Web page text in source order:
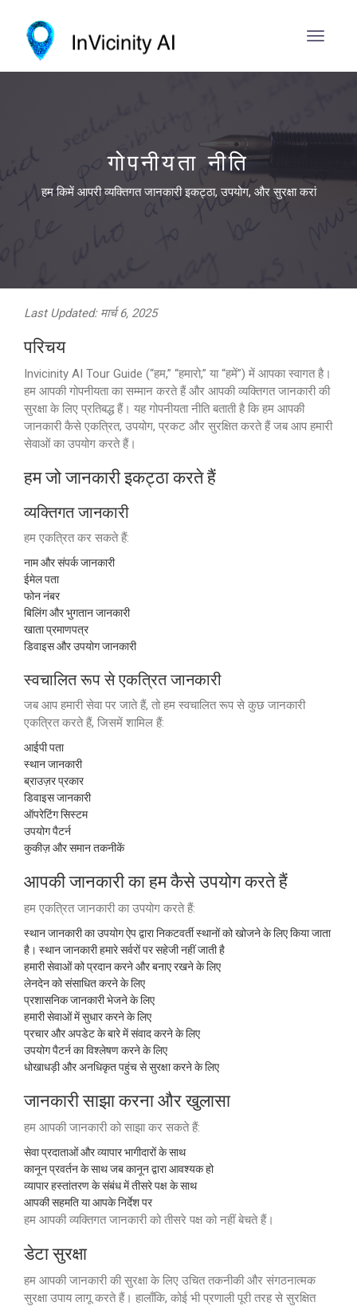
गोपनीयता नीति
हम किमें आपरी व्यक्तिगत जानकारी इकट्ठा, उपयोग, और सुरक्षा करां
Last Updated: मार्च 6, 2025
परिचय
Invicinity AI Tour Guide (“हम,” “हमारो,” या “हमें”) में आपका स्वागत है।
हम आपकी गोपनीयता का सम्मान करते हैं और आपकी व्यक्तिगत जानकारी की
सुरक्षा के लिए प्रतिबद्ध हैं। यह गोपनीयता नीति बताती है कि हम आपकी
जानकारी कैसे एकत्रित, उपयोग, प्रकट और सुरक्षित करते हैं जब आप हमारी
सेवाओं का उपयोग करते हैं।
हम जो जानकारी इकट्ठा करते हैं
व्यक्तिगत जानकारी
हम एकत्रित कर सकते हैं:
नाम और संपर्क जानकारी
ईमेल पता
फोन नंबर
बिलिंग और भुगतान जानकारी
खाता प्रमाणपत्र
डिवाइस और उपयोग जानकारी
स्वचालित रूप से एकत्रित जानकारी
जब आप हमारी सेवा पर जाते हैं, तो हम स्वचालित रूप से कुछ जानकारी
एकत्रित करते हैं, जिसमें शामिल हैं:
आईपी पता
स्थान जानकारी
ब्राउज़र प्रकार
डिवाइस जानकारी
ऑपरेटिंग सिस्टम
उपयोग पैटर्न
कुकीज़ और समान तकनीकें
आपकी जानकारी का हम कैसे उपयोग करते हैं
हम एकत्रित जानकारी का उपयोग करते हैं:
स्थान जानकारी का उपयोग ऐप द्वारा निकटवर्ती स्थानों को खोजने के लिए किया जाता
है। स्थान जानकारी हमारे सर्वरों पर सहेजी नहीं जाती है
हमारी सेवाओं को प्रदान करने और बनाए रखने के लिए
लेनदेन को संसाधित करने के लिए
प्रशासनिक जानकारी भेजने के लिए
हमारी सेवाओं में सुधार करने के लिए
प्रचार और अपडेट के बारे में संवाद करने के लिए
उपयोग पैटर्न का विश्लेषण करने के लिए
धोखाधड़ी और अनधिकृत पहुंच से सुरक्षा करने के लिए
जानकारी साझा करना और खुलासा
हम आपकी जानकारी को साझा कर सकते हैं:
सेवा प्रदाताओं और व्यापार भागीदारों के साथ
कानून प्रवर्तन के साथ जब कानून द्वारा आवश्यक हो
व्यापार हस्तांतरण के संबंध में तीसरे पक्ष के साथ
आपकी सहमति या आपके निर्देश पर
हम आपकी व्यक्तिगत जानकारी को तीसरे पक्ष को नहीं बेचते हैं।
डेटा सुरक्षा
हम आपकी जानकारी की सुरक्षा के लिए उचित तकनीकी और संगठनात्मक
सुरक्षा उपाय लागू करते हैं। हालाँकि, कोई भी प्रणाली पूरी तरह से सुरक्षित